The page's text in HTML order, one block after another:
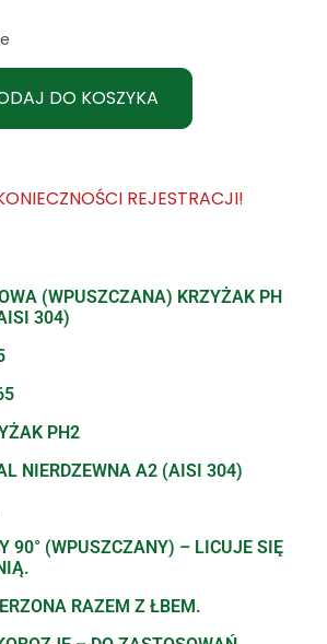
DO KOSZYKA
REJESTRACJI!
(WPUSZCZANA) KRZYŻAK PH
304)
PH2
NIERDZEWNA A2 (AISI 304)
90° (WPUSZCZANY) – LICUJE SIĘ
RAZEM Z ŁBEM.